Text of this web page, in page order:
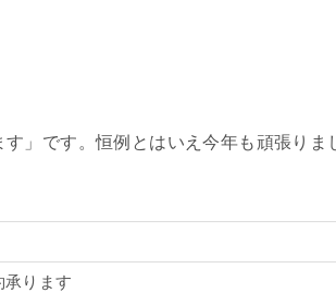
」です。恒例とはいえ今年も頑張りま
ります